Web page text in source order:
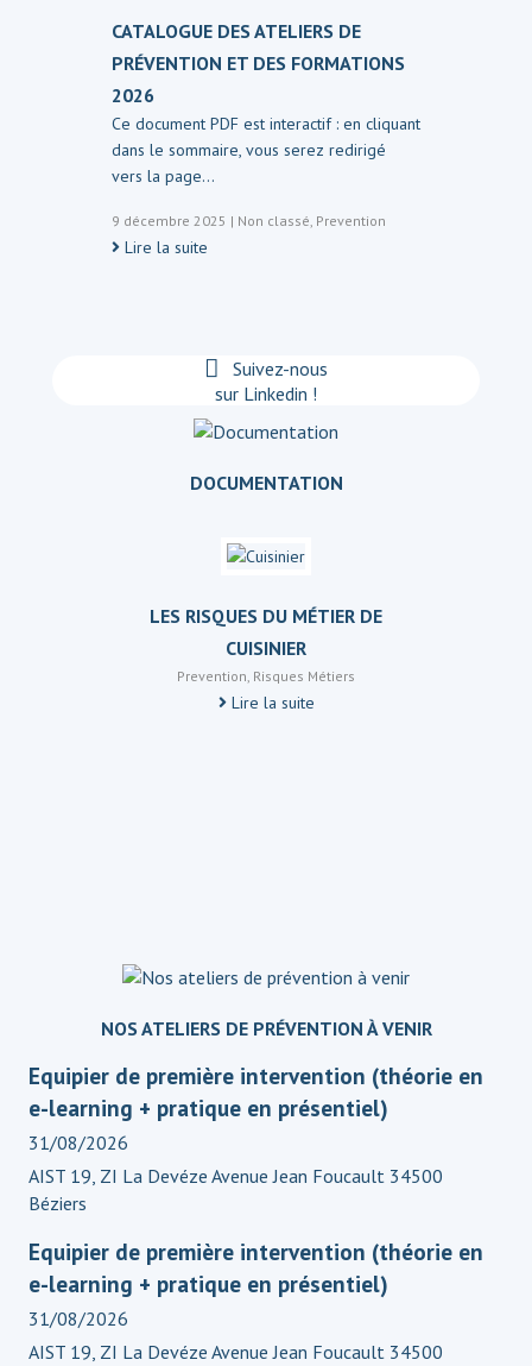
CATALOGUE DES ATELIERS DE
PRÉVENTION ET DES FORMATIONS
2026
Ce document PDF est interactif : en cliquant
dans le sommaire, vous serez redirigé
vers la page…
9 décembre 2025 | Non classé, Prevention
Lire la suite
Suivez-nous
sur Linkedin !
DOCUMENTATION
LES RISQUES DU MÉTIER DE
CUISINIER
Prevention, Risques Métiers
Lire la suite
NOS ATELIERS DE PRÉVENTION À VENIR
Equipier de première intervention (théorie en
e-learning + pratique en présentiel)
31/08/2026
AIST 19, ZI La Devéze Avenue Jean Foucault 34500
Béziers
Equipier de première intervention (théorie en
e-learning + pratique en présentiel)
31/08/2026
AIST 19, ZI La Devéze Avenue Jean Foucault 34500